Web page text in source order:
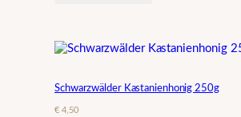
Schwarzwälder Kastanienhonig 250g
€4,50